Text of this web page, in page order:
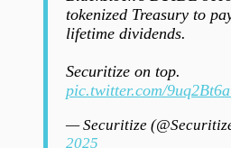
tokenized Treasury to
lifetime dividends.
Securitize on top.
pic.twitter.com/
— Securitize
2025